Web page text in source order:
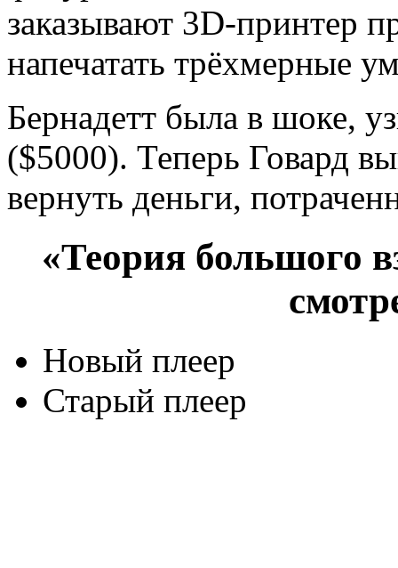
заказывают 3D-принтер
напечатать трёхмерные
Бернадетт была в шоке,
($5000). Теперь Говард
вернуть деньги,
«Теория большого
Новый плеер
Старый плеер